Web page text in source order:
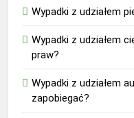
Wypadki z udziałem
Wypadki z udziałem
praw?
Wypadki z udziałem
zapobiegać?